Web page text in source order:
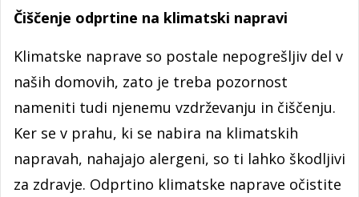
Čiščenje odprtine na klimatski napravi
Klimatske naprave so postale nepogrešljiv del v
naših domovih, zato je treba pozornost
nameniti tudi njenemu vzdrževanju in čiščenju.
Ker se v prahu, ki se nabira na klimatskih
napravah, nahajajo alergeni, so ti lahko škodljivi
za zdravje. Odprtino klimatske naprave očistite